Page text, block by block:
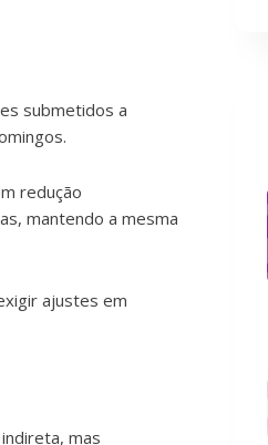
submetidos a
redução
mantendo a mesma
ajustes em
mas